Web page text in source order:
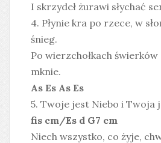
I skrzydeł żurawi słychać
4. Płynie kra po rzece, w
śnieg.
Po wierzchołkach
mknie.
As Es As Es
5. Twoje jest Niebo i Twoja
fis cm/Es d G7 cm
Niech wszystko, co żyje,